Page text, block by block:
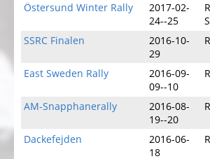
Östersund Winter Rally
2017-02-
24--25
SSRC Finalen
2016-10-
29
East Sweden Rally
2016-09-
09--10
AM-Snapphanerally
2016-08-
19--20
Dackefejden
2016-06-
18